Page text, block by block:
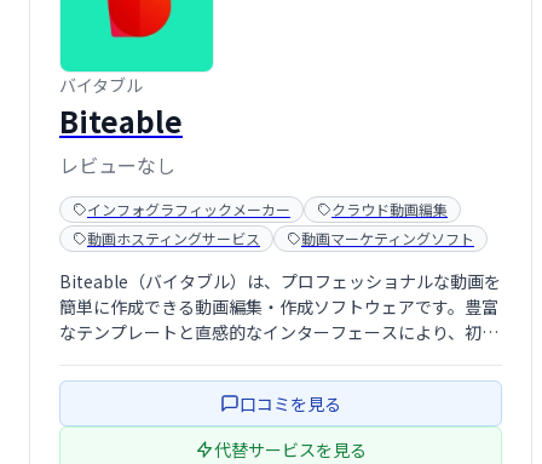
バイタブル
Biteable
レビューなし
インフォグラフィックメーカー
クラウド動画編集
動画ホスティングサービス
動画マーケティングソフト
Biteable（バイタブル）は、プロフェッショナルな動画を
簡単に作成できる動画編集・作成ソフトウェアです。豊富
なテンプレートと直感的なインターフェースにより、初心
画から社内コミュニケーションまで、幅広い用途に対応
し、時間とコストを削減します。動画 …
口コミを見る
代替サービスを見る